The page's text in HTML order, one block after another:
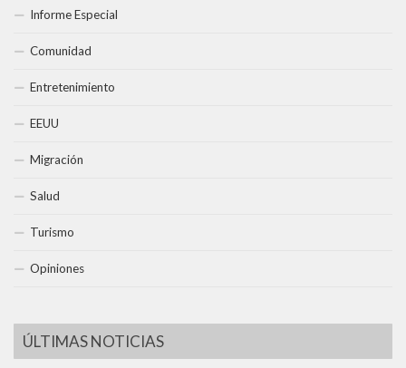
Informe Especial
Comunidad
Entretenimiento
EEUU
Migración
Salud
Turismo
Opiniones
ÚLTIMAS NOTICIAS